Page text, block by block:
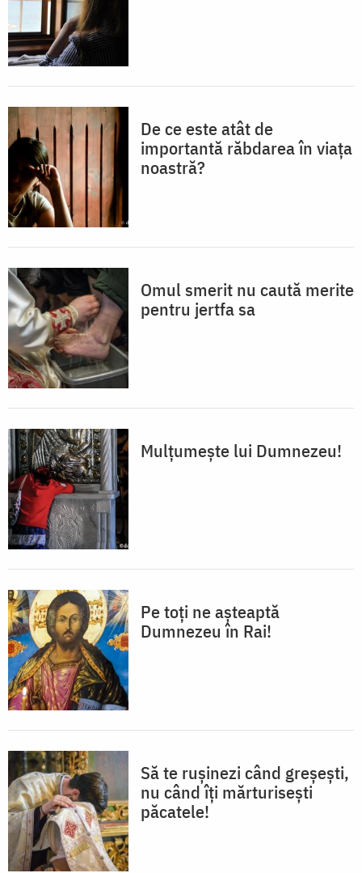
De ce este atât de
importantă răbdarea în viața
noastră?
Omul smerit nu caută merite
pentru jertfa sa
Mulțumește lui Dumnezeu!
Pe toți ne așteaptă
Dumnezeu în Rai!
Să te rușinezi când greșești,
nu când îți mărturisești
păcatele!